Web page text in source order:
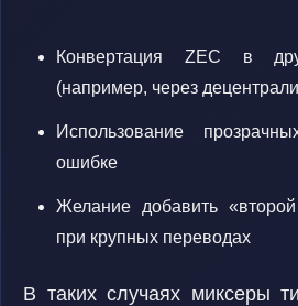
Конвертация ZEC в
(например, через
Использование
ошибке
Желание добавить
при крупных переводах
В таких случаях миксеры